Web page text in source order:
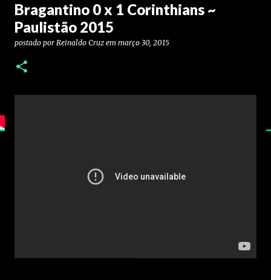
Bragantino 0 x 1 Corinthians ~
Paulistão 2015
postado por Reinaldo Cruz em março 30, 2015